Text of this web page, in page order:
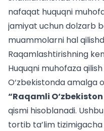
nafaqat huquqni
jamiyat uchun dolzarb
muammolarni hal
Raqamlashtirishning
Huquqni muhofaza
O‘zbekistonda amalga
“Raqamli O‘zbekiston
qismi hisoblanadi.
tortib ta’lim